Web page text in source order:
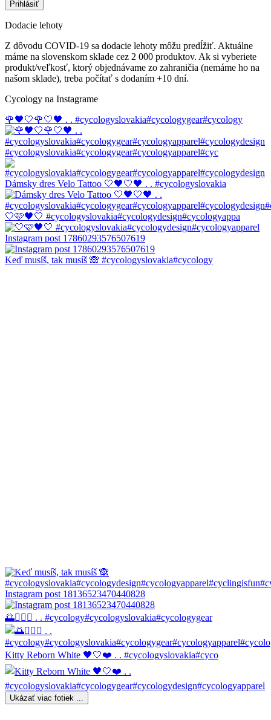
Dodacie lehoty
Z dôvodu COVID-19 sa dodacie lehoty môžu predĺžiť. Aktuálne
máme na slovenskom sklade cez 2 000 produktov. Ak si vyberiete
produkt/veľkosť, ktorý objednávame zo zahraničia (nemáme ho na
našom sklade), treba počítať s dodaním +10 dní.
Cycology na Instagrame
🌹🖤🤍🌹🤍🖤 . . #cycologyslovakia#cycologygear#cycology
#cycologyslovakia#cycologygear#cycologyapparel#cyc
Dámsky dres Velo Tattoo 🤍🖤🤍🖤 . . #cycologyslovakia
🤍🩷🖤🤍 #cycologyslovakia#cycologydesign#cycologyappa
Instagram post 17860293576507619
Keď musíš, tak musíš 🙈 #cycologyslovakia#cycology
Instagram post 18136523470440828
🌅🚴🏼‍♀️ . . #cycology#cycologyslovakia#cycologygear
Kitty Reborn White 🖤🤍❤️ . . #cycologyslovakia#cyco
Ukázať viac fotiek ...